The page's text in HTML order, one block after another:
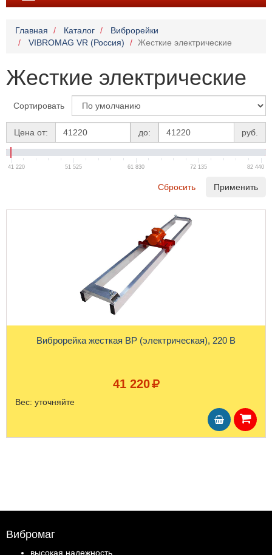
Главная Каталог
Виброрейки
VIBROMAG VR (Россия)
Жесткие электрические
Жесткие электрические
Сортировать
Цена от: до: руб.
41 220 51 525 61 830 72 135 82 440
Сбросить Применить
Виброрейка жесткая ВР (электрическая), 220 В
41 220
Вес: уточняйте
Вибромаг
высокая надежность